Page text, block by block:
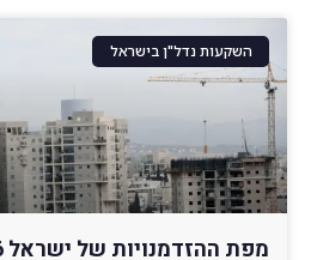
השקעות נדל"ן בישראל